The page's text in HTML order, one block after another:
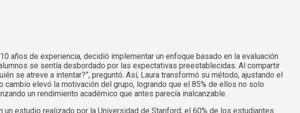
años de experiencia, decidió implementar un enfoque basado en la evaluación
se sentía desbordado por las expectativas preestablecidas. Al compartir
se atreve a intentar?”, preguntó. Así, Laura transformó su método, ajustando el
elevó la motivación del grupo, logrando que el 85% de ellos no solo
un rendimiento académico que antes parecía inalcanzable.
estudio realizado por la Universidad de Stanford, el 60% de los estudiantes